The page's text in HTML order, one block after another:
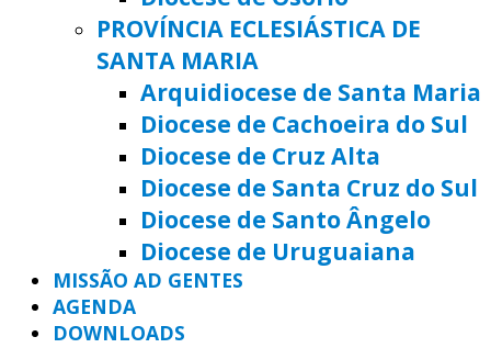
PROVÍNCIA ECLESIÁSTICA DE
SANTA MARIA
Arquidiocese de Santa Maria
Diocese de Cachoeira do Sul
Diocese de Cruz Alta
Diocese de Santa Cruz do Sul
Diocese de Santo Ângelo
Diocese de Uruguaiana
MISSÃO AD GENTES
AGENDA
DOWNLOADS